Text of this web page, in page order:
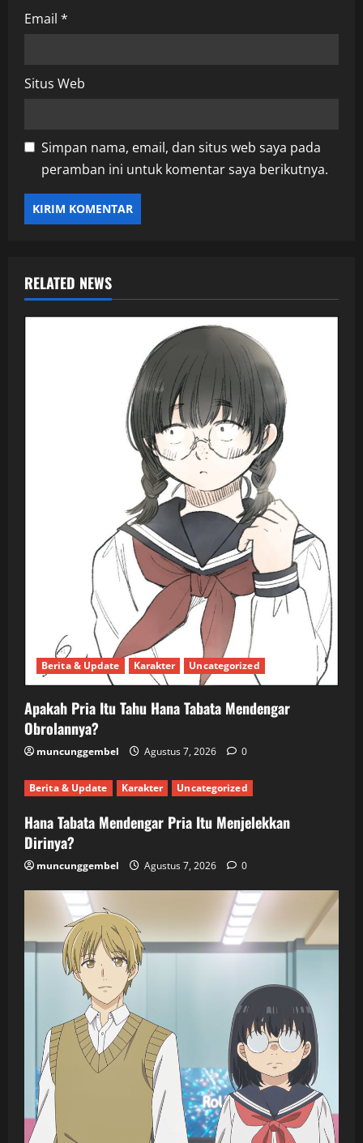
Email *
Situs Web
Simpan nama, email, dan situs web saya pada
peramban ini untuk komentar saya berikutnya.
RELATED NEWS
Berita & Update Karakter Uncategorized
Apakah Pria Itu Tahu Hana Tabata Mendengar
Obrolannya?
muncunggembel Agustus 7, 2026 0
Berita & Update Karakter Uncategorized
Hana Tabata Mendengar Pria Itu Menjelekkan
Dirinya?
muncunggembel Agustus 7, 2026 0